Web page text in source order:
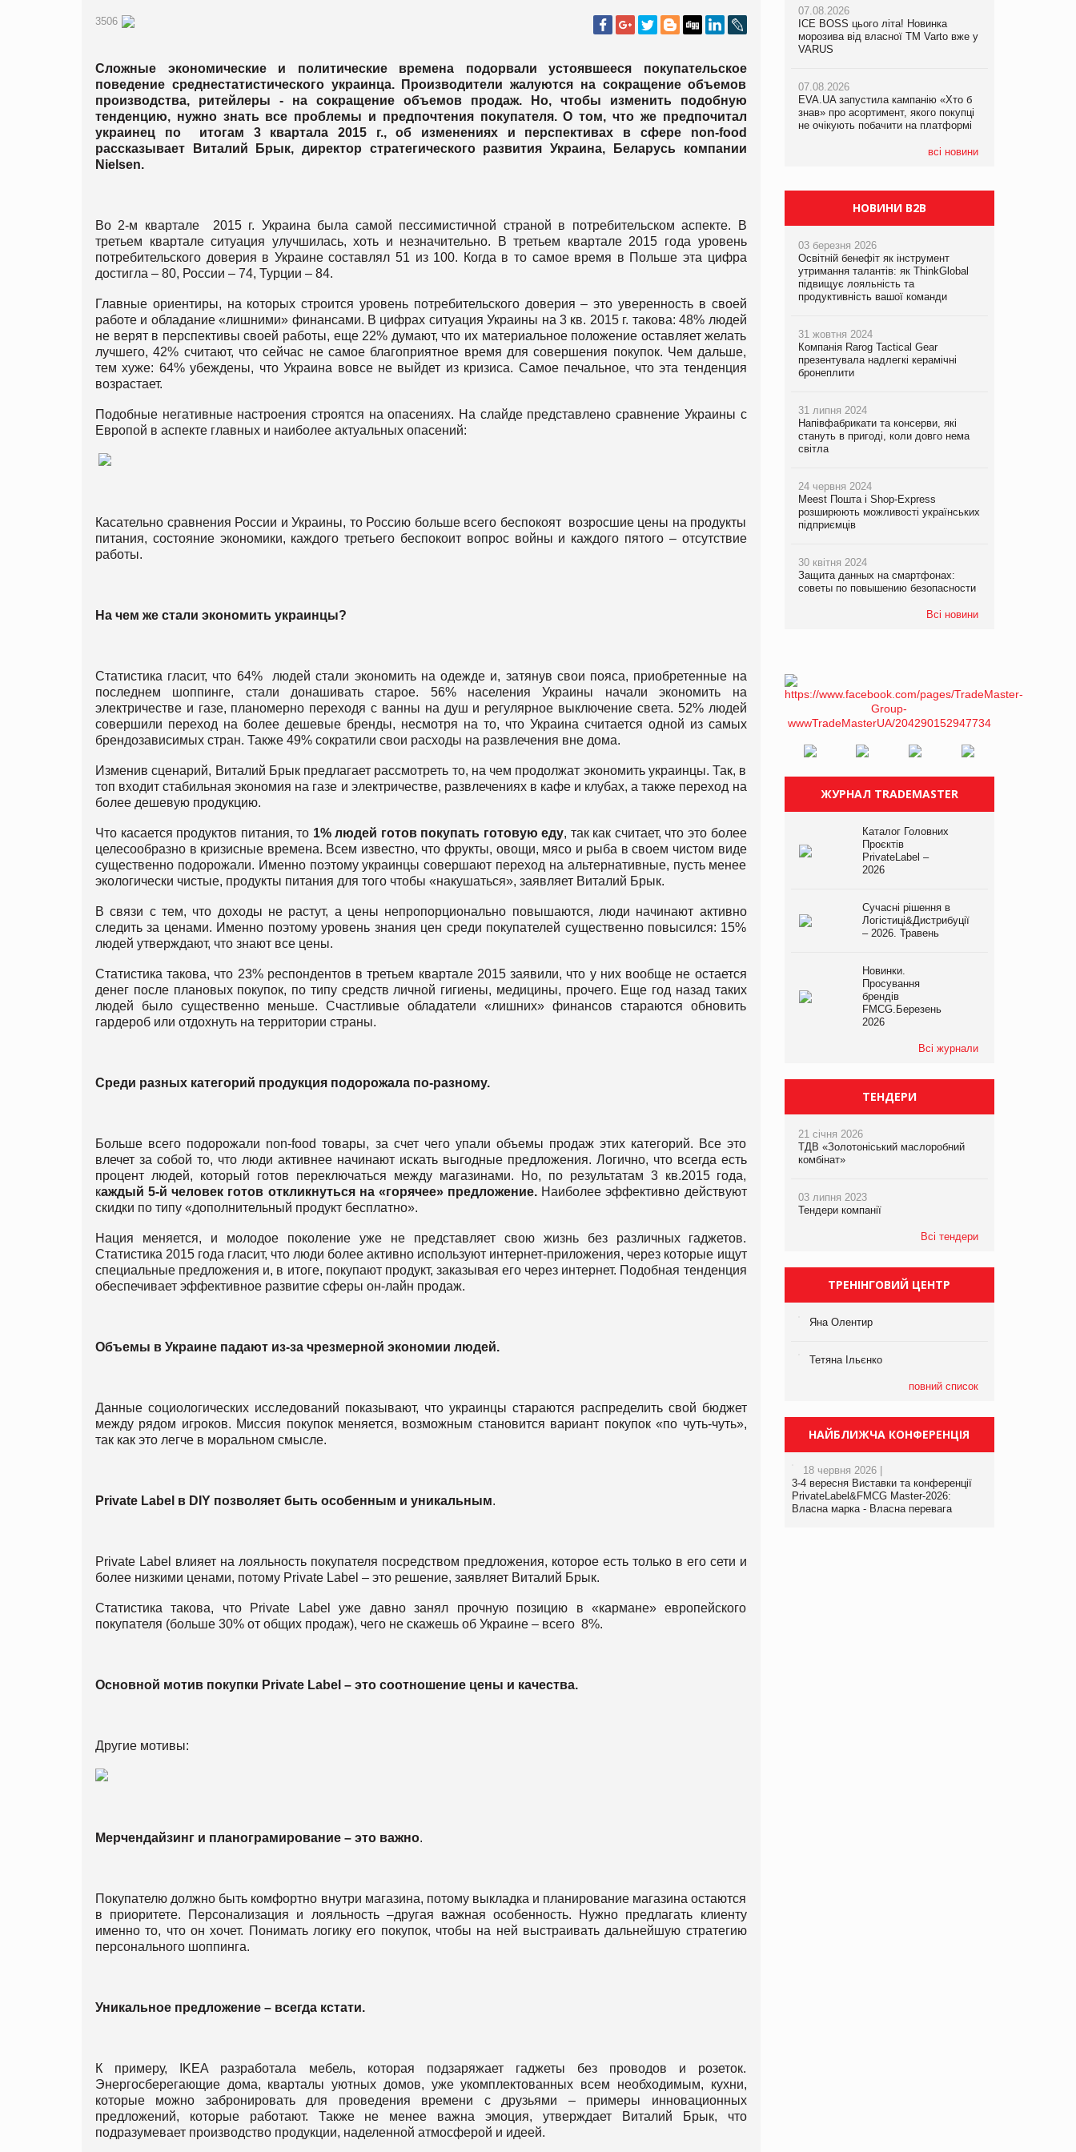
3506
Сложные экономические и политические времена подорвали устоявшееся покупательское
поведение среднестатистического украинца. Производители жалуются на сокращение объемов
производства, ритейлеры - на сокращение объемов продаж. Но, чтобы изменить подобную
тенденцию, нужно знать все проблемы и предпочтения покупателя. О том, что же предпочитал
украинец по итогам 3 квартала 2015 г., об изменениях и перспективах в сфере non-food
рассказывает Виталий Брык, директор стратегического развития Украина, Беларусь компании
Nielsen.
Во 2-м квартале 2015 г. Украина была самой пессимистичной страной в потребительском аспекте. В
третьем квартале ситуация улучшилась, хоть и незначительно. В третьем квартале 2015 года уровень
потребительского доверия в Украине составлял 51 из 100. Когда в то самое время в Польше эта цифра
достигла – 80, России – 74, Турции – 84.
Главные ориентиры, на которых строится уровень потребительского доверия – это уверенность в своей
работе и обладание «лишними» финансами. В цифрах ситуация Украины на 3 кв. 2015 г. такова: 48% людей
не верят в перспективы своей работы, еще 22% думают, что их материальное положение оставляет желать
лучшего, 42% считают, что сейчас не самое благоприятное время для совершения покупок. Чем дальше,
тем хуже: 64% убеждены, что Украина вовсе не выйдет из кризиса. Самое печальное, что эта тенденция
возрастает.
Подобные негативные настроения строятся на опасениях. На слайде представлено сравнение Украины с
Европой в аспекте главных и наиболее актуальных опасений:
Касательно сравнения России и Украины, то Россию больше всего беспокоят возросшие цены на продукты
питания, состояние экономики, каждого третьего беспокоит вопрос войны и каждого пятого – отсутствие
работы.
На чем же стали экономить украинцы?
Статистика гласит, что 64% людей стали экономить на одежде и, затянув свои пояса, приобретенные на
последнем шоппинге, стали донашивать старое. 56% населения Украины начали экономить на
электричестве и газе, планомерно переходя с ванны на душ и регулярное выключение света. 52% людей
совершили переход на более дешевые бренды, несмотря на то, что Украина считается одной из самых
брендозависимых стран. Также 49% сократили свои расходы на развлечения вне дома.
Изменив сценарий, Виталий Брык предлагает рассмотреть то, на чем продолжат экономить украинцы. Так, в
топ входит стабильная экономия на газе и электричестве, развлечениях в кафе и клубах, а также переход на
более дешевую продукцию.
Что касается продуктов питания, то 1% людей готов покупать готовую еду, так как считает, что это более
целесообразно в кризисные времена. Всем известно, что фрукты, овощи, мясо и рыба в своем чистом виде
существенно подорожали. Именно поэтому украинцы совершают переход на альтернативные, пусть менее
экологически чистые, продукты питания для того чтобы «накушаться», заявляет Виталий Брык.
В связи с тем, что доходы не растут, а цены непропорционально повышаются, люди начинают активно
следить за ценами. Именно поэтому уровень знания цен среди покупателей существенно повысился: 15%
людей утверждают, что знают все цены.
Статистика такова, что 23% респондентов в третьем квартале 2015 заявили, что у них вообще не остается
денег после плановых покупок, по типу средств личной гигиены, медицины, прочего. Еще год назад таких
людей было существенно меньше. Счастливые обладатели «лишних» финансов стараются обновить
гардероб или отдохнуть на территории страны.
Среди разных категорий продукция подорожала по-разному.
Больше всего подорожали non-food товары, за счет чего упали объемы продаж этих категорий. Все это
влечет за собой то, что люди активнее начинают искать выгодные предложения. Логично, что всегда есть
процент людей, который готов переключаться между магазинами. Но, по результатам 3 кв.2015 года,
каждый 5-й человек готов откликнуться на «горячее» предложение. Наиболее эффективно действуют
скидки по типу «дополнительный продукт бесплатно».
Нация меняется, и молодое поколение уже не представляет свою жизнь без различных гаджетов.
Статистика 2015 года гласит, что люди более активно используют интернет-приложения, через которые ищут
специальные предложения и, в итоге, покупают продукт, заказывая его через интернет. Подобная тенденция
обеспечивает эффективное развитие сферы он-лайн продаж.
Объемы в Украине падают из-за чрезмерной экономии людей.
Данные социологических исследований показывают, что украинцы стараются распределить свой бюджет
между рядом игроков. Миссия покупок меняется, возможным становится вариант покупок «по чуть-чуть»,
так как это легче в моральном смысле.
Private Label в DIY позволяет быть особенным и уникальным.
Private Label влияет на лояльность покупателя посредством предложения, которое есть только в его сети и
более низкими ценами, потому Private Label – это решение, заявляет Виталий Брык.
Статистика такова, что Privatе Label уже давно занял прочную позицию в «кармане» европейского
покупателя (больше 30% от общих продаж), чего не скажешь об Украине – всего 8%.
Основной мотив покупки Private Label – это соотношение цены и качества.
Другие мотивы:
Мерчендайзинг и планограмирование – это важно.
Покупателю должно быть комфортно внутри магазина, потому выкладка и планирование магазина остаются
в приоритете. Персонализация и лояльность –другая важная особенность. Нужно предлагать клиенту
именно то, что он хочет. Понимать логику его покупок, чтобы на ней выстраивать дальнейшую стратегию
персонального шоппинга.
Уникальное предложение – всегда кстати.
К примеру, IKEA разработала мебель, которая подзаряжает гаджеты без проводов и розеток.
Энергосберегающие дома, кварталы уютных домов, уже укомплектованных всем необходимым, кухни,
которые можно забронировать для проведения времени с друзьями – примеры инновационных
предложений, которые работают. Также не менее важна эмоция, утверждает Виталий Брык, что
подразумевает производство продукции, наделенной атмосферой и идеей.
07.08.2026
ICE BOSS цього літа! Новинка
морозива від власної ТМ Varto вже у
VARUS
07.08.2026
EVA.UA запустила кампанію «Хто б
знав» про асортимент, якого покупці
не очікують побачити на платформі
всі новини
06.08.2026
Смачна новинка для хвостатих: у
VARUS з’явилися паучі Varto Paw
05.08.2026
Мережа супермаркетів VARUS купує
мережу магазинів формату
компанія налічуватиме 374 магазини
07.08.2026
Франція заборонила рекламні дзвінки
НОВИНИ B2B
03 березня 2026
Освітній бенефіт як інструмент
утримання талантів: як ThinkGlobal
підвищує лояльність та
продуктивність вашої команди
31 жовтня 2024
Компанія Rarog Tactical Gear
презентувала надлегкі керамічні
бронеплити
31 липня 2024
Напівфабрикати та консерви, які
стануть в пригоді, коли довго нема
світла
24 червня 2024
Meest Пошта і Shop-Express
розширюють можливості українських
підприємців
30 квітня 2024
Защита данных на смартфонах:
советы по повышению безопасности
Всі новини
ЖУРНАЛ TRADEMASTER
Каталог Головних
Проєктів
PrivateLabel –
2026
Сучасні рішення в
Логістиці&Дистрибуції
– 2026. Травень
Новинки.
Просування
брендів
FMCG.Березень
2026
Всі журнали
ТЕНДЕРИ
21 січня 2026
ТДВ «Золотоніський маслоробний
комбінат»
03 липня 2023
Тендери компанії
Всі тендери
ТРЕНІНГОВИЙ ЦЕНТР
Яна Олентир
Тетяна Ільєнко
повний список
НАЙБЛИЖЧА КОНФЕРЕНЦІЯ
18 червня 2026 |
3-4 вересня Виставки та конференції
PrivateLabel&FMCG Master-2026:
Власна марка - Власна перевага